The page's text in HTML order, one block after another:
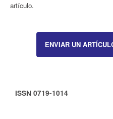
artículo.
ENVIAR UN
ISSN 0719-1014